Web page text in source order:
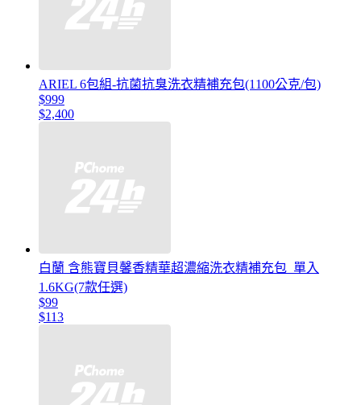
ARIEL 6包組-抗菌抗臭洗衣精補充包(1100公克/包)
$999
$2,400
白蘭 含熊寶貝馨香精華超濃縮洗衣精補充包_單入
1.6KG(7款任選)
$99
$113